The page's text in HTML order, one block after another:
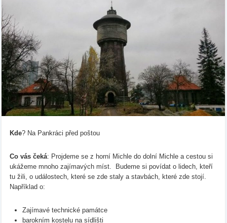
Kde? Na Pankráci před poštou
Co vás čeká: Projdeme se z horní Michle do dolní Michle a cestou si
ukážeme mnoho zajímavých míst. Budeme si povídat o lidech, kteří
tu žili, o událostech, které se zde staly a stavbách, které zde stojí.
Například o:
Zajímavé technické památce
barokním kostelu na sídlišti